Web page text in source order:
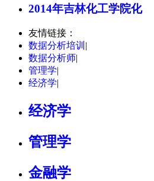
2014年吉林化工学院化
友情链接：
数据分析培训 |
数据分析师|
管理学|
经济学|
经济学
管理学
金融学